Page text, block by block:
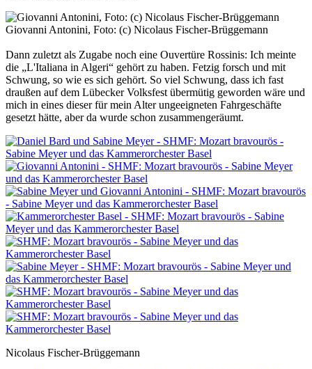
Giovanni Antonini, Foto: (c) Nicolaus Fischer-Brüggemann
Dann zuletzt als Zugabe noch eine Ouvertüre Rossinis: Ich meinte
die „L'Italiana in Algeri“ gehört zu haben. Fetzig forsch und mit
Schwung, so wie es sich gehört. So viel Schwung, dass ich fast
draußen auf dem Lübecker Volksfest übermütig geworden wäre und
mich in eines dieser für mein Alter ungeeigneten Fahrgeschäfte
gesetzt hätte, aber da wurde schon zusammengeräumt.
Nicolaus Fischer-Brüggemann